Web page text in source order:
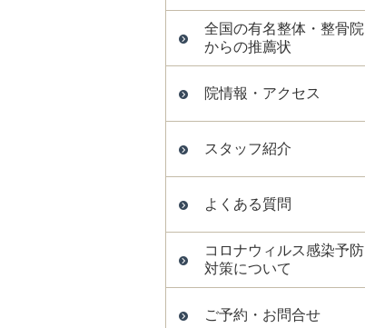
全国の有名整体・整骨院
からの推薦状
院情報・アクセス
スタッフ紹介
よくある質問
コロナウィルス感染予防
対策について
ご予約・お問合せ